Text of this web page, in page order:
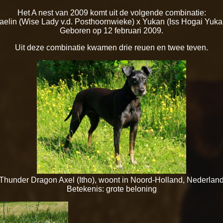
Het A nest van 2009 komt uit de volgende combinatie:
(Wise Lady v.d. Posthoornwieke) x Yukan (Iss Hogai
Geboren op 12 februari 2009.
Uit deze combinatie kwamen drie reuen en twee teven.
Dragon Axel (Itho), woont in Noord-Holland,
Betekenis: grote beloning